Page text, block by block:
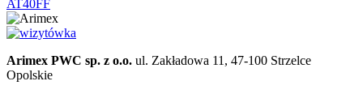
AT40FF
Arimex PWC sp. z o.o. ul. Zakładowa 11, 47-100 Strzelce
Opolskie